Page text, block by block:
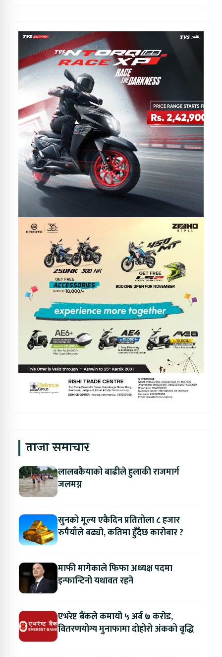
ताजा समाचार
लालबकैयाको बाढीले हुलाकी राजमार्ग
जलमग्न
सुनको मूल्य एकैदिन प्रतितोला ८ हजार
रुपैयाँले बढ्यो, कतिमा हुँदैछ कारोबार ?
माफी मागेकाले फिफा अध्यक्ष पदमा
इन्फान्टिनो यथावत रहने
एभरेष्ट बैंकले कमायो ५ अर्ब ७ करोड,
वितरणयोग्य मुनाफामा दोहोरो अंकको वृद्धि